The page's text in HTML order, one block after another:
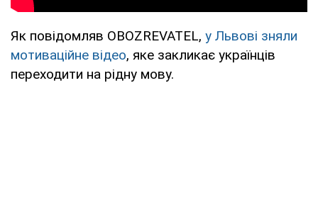
Як повідомляв OBOZREVATEL, у Львові зняли
мотиваційне відео, яке закликає українців
переходити на рідну мову.